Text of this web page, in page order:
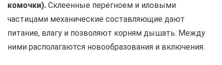
комочки). Склеенные перегноем и иловыми
частицами механические составляющие дают
питание, влагу и позволяют корням дышать. Между
ними располагаются новообразования и включения.